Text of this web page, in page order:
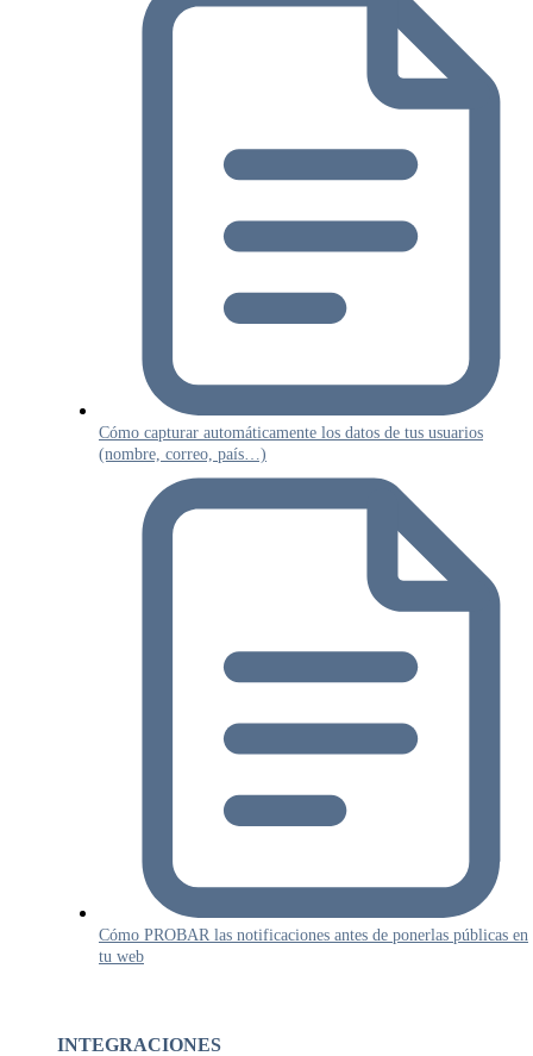
Cómo capturar automáticamente los datos de tus usuarios
(nombre, correo, país…)
Cómo PROBAR las notificaciones antes de ponerlas públicas en
tu web
INTEGRACIONES